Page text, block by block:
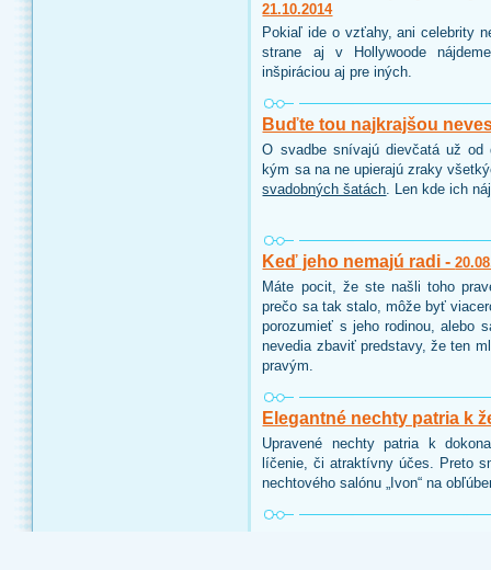
21.10.2014
Pokiaľ ide o vzťahy, ani celebrity
strane aj v Hollywoode
inšpiráciou aj pre iných.
Buďte tou najkrajšou
O svadbe snívajú dievčatá už
kým sa na ne upierajú zraky
svadobných šatách. Len kde ich
Keď jeho nemajú radi -
Máte pocit, že ste našli toho
prečo sa tak stalo, môže byť
porozumieť s jeho rodinou, alebo
nevedia zbaviť predstavy, že ten
pravým.
Elegantné nechty patria k
Upravené nechty patria k
líčenie, či atraktívny účes. Preto
nechtového salónu „Ivon“ na